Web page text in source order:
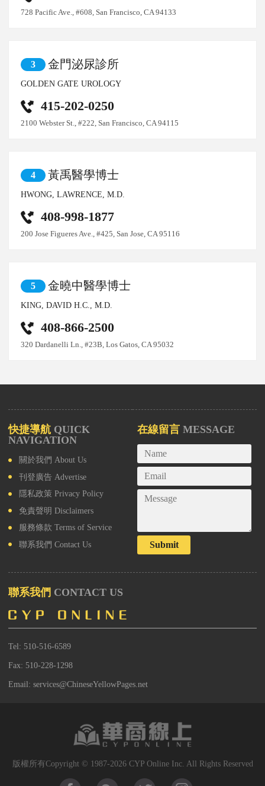
728 Pacific Ave., #608, San Francisco, CA 94133
3 金門泌尿診所
GOLDEN GATE UROLOGY
415-202-0250
2100 Webster St., #222, San Francisco, CA 94115
4 黃禹醫學博士
HWONG, LAWRENCE, M.D.
408-998-1877
200 Jose Figueres Ave., #425, San Jose, CA 95116
5 金曉中醫學博士
KING, DAVID H.C., M.D.
408-866-2500
320 Dardanelli Ln., #23B, Los Gatos, CA 95032
快捷導航 QUICK
NAVIGATION
關於我們 About Us
刊登廣告 Advertise
隱私政策 Privacy Policy
免責聲明 Disclaimers
服務條款 Terms of Service
聯系我們 Contact Us
在線留言 MESSAGE
Submit
聯系我們 CONTACT US
Tel: 510-516-6589
Fax: 510-228-1298
Email: services@ChineseYellowPages.net
版權所有Copyright © 1987-2026 CYP Online Inc. All Rights Reserved